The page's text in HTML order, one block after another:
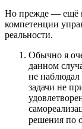
Но прежде — ещё
компетенции
реальности.
Обычно я
данном
не наблюдал
задачи не
решения по